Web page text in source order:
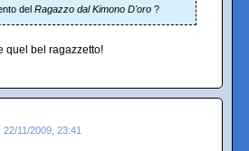
del Ragazzo dal Kimono D'oro ?
quel bel ragazzetto!
22/11/2009, 23:41